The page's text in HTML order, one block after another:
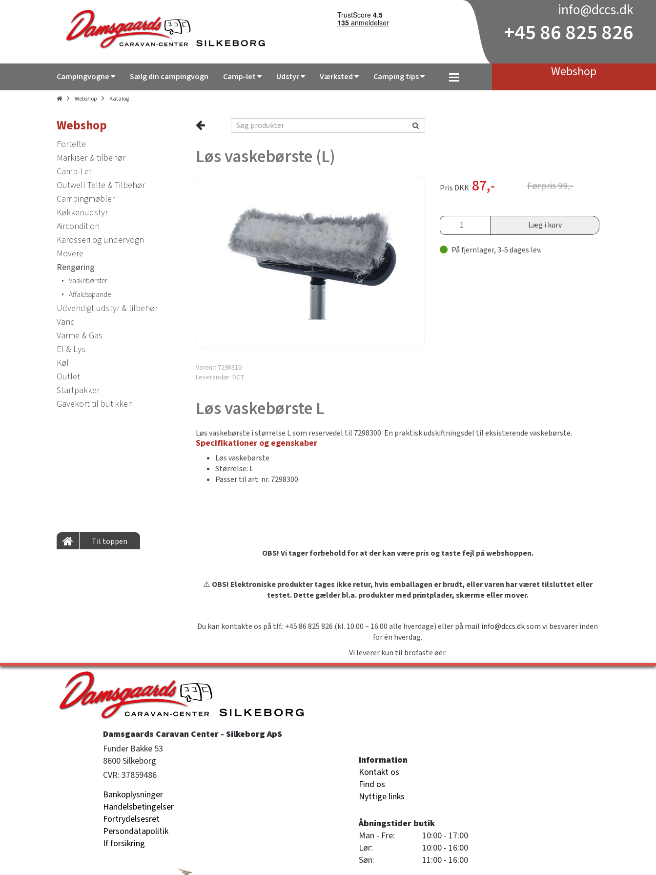
info@dccs.dk
+45 86 825 826
Campingvogne Sælg din campingvogn Camp-let Udstyr Værksted Camping tips Webshop
Webshop Katalog
Webshop
Fortelte
Markiser & tilbehør
Camp-Let
Outwell Telte & Tilbehør
Campingmøbler
Køkkenudstyr
Aircondition
Karosseri og undervogn
Movere
Rengøring
• Vaskebørster
• Affaldsspande
Udvendigt udstyr & tilbehør
Vand
Varme & Gas
El & Lys
Køl
Outlet
Startpakker
Gavekort til butikken
Løs vaskebørste (L)
Pris DKK 87,- Førpris99,-
Læg i kurv
På fjernlager, 3-5 dages lev.
Varenr: 7298310
Leverandør: DCT
Løs vaskebørste L
Løs vaskebørste i størrelse L som reservedel til 7298300. En praktisk udskiftningsdel til eksisterende vaskebørste.
Specifikationer og egenskaber
Løs vaskebørste
Størrelse: L
Passer til art. nr. 7298300
Til toppen
OBS! Vi tager forbehold for at der kan være pris og taste fejl på webshoppen.
⚠️ OBS! Elektroniske produkter tages ikke retur, hvis emballagen er brudt, eller varen har været tilsluttet eller
testet. Dette gælder bl.a. produkter med printplader, skærme eller mover.
Du kan kontakte os på tlf.: +45 86 825 826 (kl. 10.00 – 16.00 alle hverdage) eller på mail info@dccs.dksom vi besvarer inden
for én hverdag.
Vi leverer kun til brofaste øer.
Damsgaards Caravan Center - Silkeborg ApS
Funder Bakke 53
8600 Silkeborg
CVR: 37859486
Bankoplysninger
Handelsbetingelser
Fortrydelsesret
Persondatapolitik
If forsikring
Information
Kontakt os
Find os
Nyttige links
Åbningstider butik
Man - Fre:
10:00 - 17:00
Lør:
10:00 - 16:00
Søn:
11:00 - 16:00